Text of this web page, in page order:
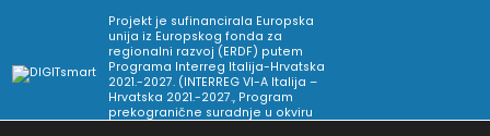
Projekt je sufinancirala Europska
unija iz Europskog fonda za
regionalni razvoj (ERDF) putem
Programa Interreg Italija-Hrvatska
2021.-2027. (INTERREG VI-A Italija –
Hrvatska 2021.-2027., Program
prekogranične suradnje u okviru